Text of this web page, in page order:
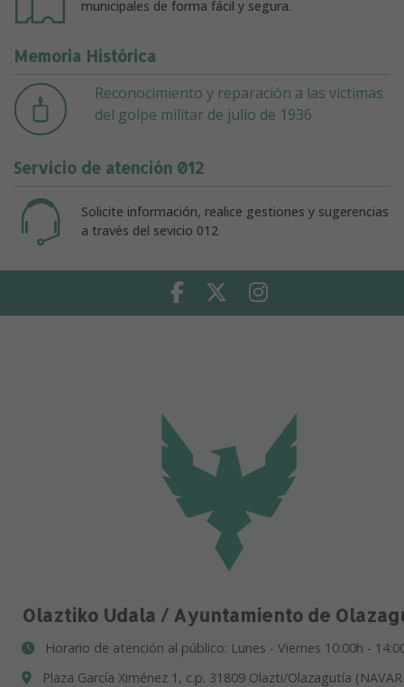
municipales de forma fácil y segura.
Memoria Histórica
Reconocimiento y reparación a las victimas
del golpe militar de julio de 1936
Servicio de atención 012
Solicite información, realice gestiones y sugerencias
a través del sevicio 012
Facebook Twitter Instagram
Olaztiko Udala / Ayuntamiento de
Horario de atención al público: Lunes - Viernes 10:00h -
Plaza García Ximénez 1, c.p. 31809 Olazti/Olazagutía